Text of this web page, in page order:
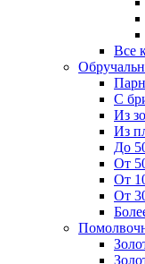
Все
С
Из
Из
До
От
От
От